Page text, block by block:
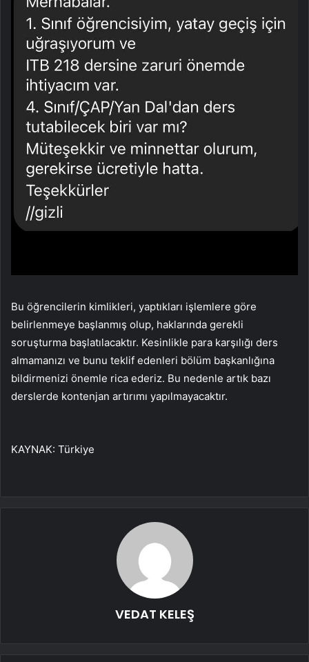
Bu öğrencilerin kimlikleri, yaptıkları işlemlere göre
belirlenmeye başlanmış olup, haklarında gerekli
soruşturma başlatılacaktır. Kesinlikle para karşılığı ders
almamanızı ve bunu teklif edenleri bölüm başkanlığına
bildirmenizi önemle rica ederiz. Bu nedenle artık bazı
derslerde kontenjan artırımı yapılmayacaktır.
KAYNAK: Türkiye
VEDAT KELEŞ